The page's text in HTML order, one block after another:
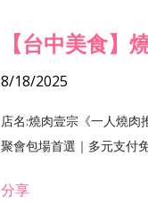
【台中美食】
8/18/2025
店名:燒肉壹宗《一人燒肉
聚會包場首選｜多元支付
分享